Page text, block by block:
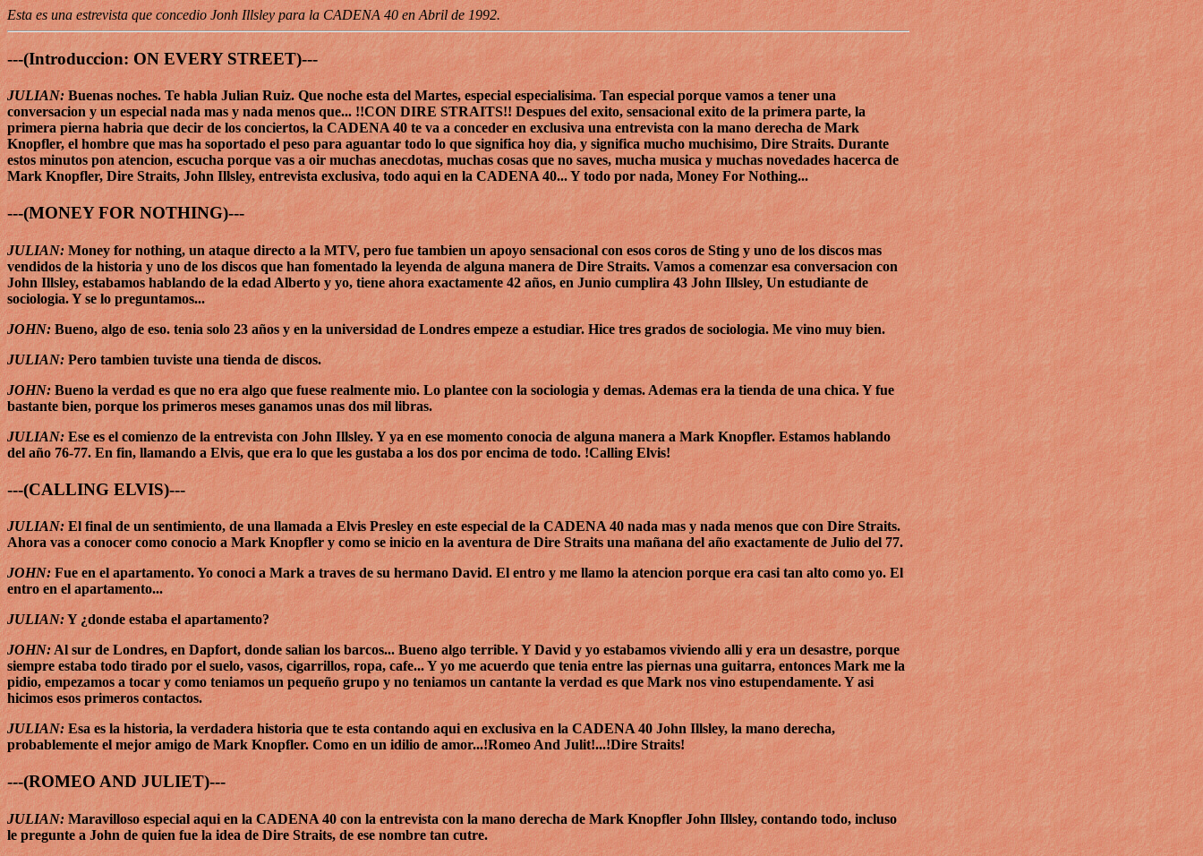
Esta es una estrevista que concedio Jonh Illsley para la CADENA 40 en Abril de 1992.
---(Introduccion: ON EVERY STREET)---
JULIAN: Buenas noches. Te habla Julian Ruiz. Que noche esta del Martes, especial especialisima. Tan especial porque vamos a tener una
conversacion y un especial nada mas y nada menos que... !!CON DIRE STRAITS!! Despues del exito, sensacional exito de la primera parte, la
primera pierna habria que decir de los conciertos, la CADENA 40 te va a conceder en exclusiva una entrevista con la mano derecha de Mark
Knopfler, el hombre que mas ha soportado el peso para aguantar todo lo que significa hoy dia, y significa mucho muchisimo, Dire Straits. Durante
estos minutos pon atencion, escucha porque vas a oir muchas anecdotas, muchas cosas que no saves, mucha musica y muchas novedades hacerca de
Mark Knopfler, Dire Straits, John Illsley, entrevista exclusiva, todo aqui en la CADENA 40... Y todo por nada, Money For Nothing...
---(MONEY FOR NOTHING)---
JULIAN: Money for nothing, un ataque directo a la MTV, pero fue tambien un apoyo sensacional con esos coros de Sting y uno de los discos mas
vendidos de la historia y uno de los discos que han fomentado la leyenda de alguna manera de Dire Straits. Vamos a comenzar esa conversacion con
John Illsley, estabamos hablando de la edad Alberto y yo, tiene ahora exactamente 42 años, en Junio cumplira 43 John Illsley, Un estudiante de
sociologia. Y se lo preguntamos...
JOHN: Bueno, algo de eso. tenia solo 23 años y en la universidad de Londres empeze a estudiar. Hice tres grados de sociologia. Me vino muy bien.
JULIAN:Pero tambien tuviste una tienda de discos.
JOHN: Bueno la verdad es que no era algo que fuese realmente mio. Lo plantee con la sociologia y demas. Ademas era la tienda de una chica. Y fue
bastante bien, porque los primeros meses ganamos unas dos mil libras.
JULIAN:Ese es el comienzo de la entrevista con John Illsley. Y ya en ese momento conocia de alguna manera a Mark Knopfler. Estamos hablando
del año 76-77. En fin, llamando a Elvis, que era lo que les gustaba a los dos por encima de todo. !Calling Elvis!
---(CALLING ELVIS)---
JULIAN: El final de un sentimiento, de una llamada a Elvis Presley en este especial de la CADENA 40 nada mas y nada menos que con Dire Straits.
Ahora vas a conocer como conocio a Mark Knopfler y como se inicio en la aventura de Dire Straits una mañana del año exactamente de Julio del 77.
JOHN: Fue en el apartamento. Yo conoci a Mark a traves de su hermano David. El entro y me llamo la atencion porque era casi tan alto como yo. El
entro en el apartamento...
JULIAN:Y ¿donde estaba el apartamento?
JOHN: Al sur de Londres, en Dapfort, donde salian los barcos... Bueno algo terrible. Y David y yo estabamos viviendo alli y era un desastre, porque
siempre estaba todo tirado por el suelo, vasos, cigarrillos, ropa, cafe... Y yo me acuerdo que tenia entre las piernas una guitarra, entonces Mark me la
pidio, empezamos a tocar y como teniamos un pequeño grupo y no teniamos un cantante la verdad es que Mark nos vino estupendamente. Y asi
hicimos esos primeros contactos.
JULIAN: Esa es la historia, la verdadera historia que te esta contando aqui en exclusiva en la CADENA 40 John Illsley, la mano derecha,
probablemente el mejor amigo de Mark Knopfler. Como en un idilio de amor...!Romeo And Julit!...!Dire Straits!
---(ROMEO AND JULIET)---
JULIAN:Maravilloso especial aqui en la CADENA 40 con la entrevista con la mano derecha de Mark Knopfler John Illsley, contando todo, incluso
le pregunte a John de quien fue la idea de Dire Straits, de ese nombre tan cutre.